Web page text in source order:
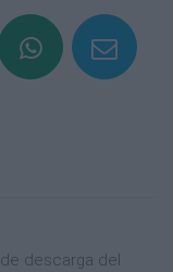
descarga del